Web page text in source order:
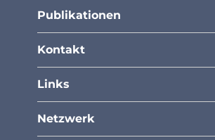
Publikationen
Kontakt
Links
Netzwerk